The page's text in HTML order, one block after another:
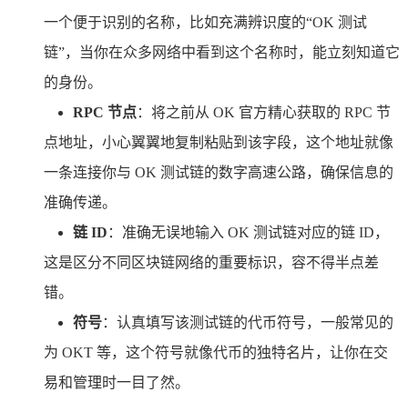
一个便于识别的名称，比如充满辨识度的“OK 测试
链”，当你在众多网络中看到这个名称时，能立刻知道它
的身份。
RPC 节点：将之前从 OK 官方精心获取的 RPC 节
点地址，小心翼翼地复制粘贴到该字段，这个地址就像
一条连接你与 OK 测试链的数字高速公路，确保信息的
准确传递。
链 ID ：准确无误地输入 OK 测试链对应的链 ID，
这是区分不同区块链网络的重要标识，容不得半点差
错。
符号：认真填写该测试链的代币符号，一般常见的
为 OKT 等，这个符号就像代币的独特名片，让你在交
易和管理时一目了然。